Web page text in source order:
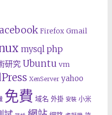
Firefox Gmail
mysql php
研究 Ubuntu vm
XenServer yahoo
免費 域名 外掛 安裝 小米